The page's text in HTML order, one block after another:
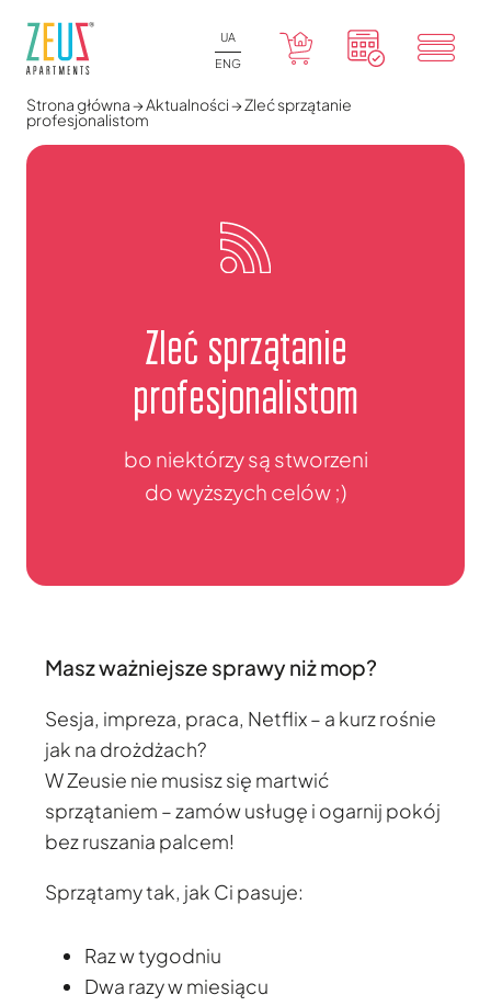
UA
ENG
Strona główna→Aktualności→Zleć sprzątanie
profesjonalistom
Zleć sprzątanie
profesjonalistom
bo niektórzy są stworzeni
do wyższych celów ;)
Masz ważniejsze sprawy niż mop?
Sesja, impreza, praca, Netflix – a kurz rośnie
jak na drożdżach?
W Zeusie nie musisz się martwić
sprzątaniem – zamów usługę i ogarnij pokój
bez ruszania palcem!
Sprzątamy tak, jak Ci pasuje:
Raz w tygodniu
Dwa razy w miesiącu